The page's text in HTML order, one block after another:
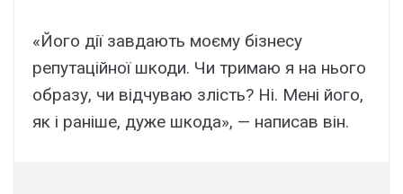
«Його дії завдають моєму бізнесу
репутаційної шкоди. Чи тримаю я на нього
образу, чи відчуваю злість? Ні. Мені його,
як і раніше, дуже шкода», — написав він.